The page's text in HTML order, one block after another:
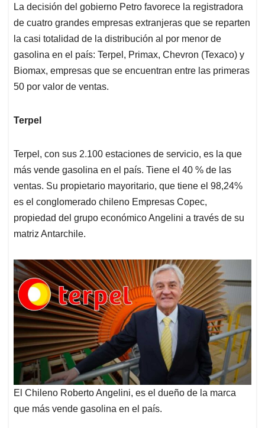
La decisión del gobierno Petro favorece la registradora
de cuatro grandes empresas extranjeras que se reparten
la casi totalidad de la distribución al por menor de
gasolina en el país: Terpel, Primax, Chevron (Texaco) y
Biomax, empresas que se encuentran entre las primeras
50 por valor de ventas.
Terpel
Terpel, con sus 2.100 estaciones de servicio, es la que
más vende gasolina en el país. Tiene el 40 % de las
ventas. Su propietario mayoritario, que tiene el 98,24%
es el conglomerado chileno Empresas Copec,
propiedad del grupo económico Angelini a través de su
matriz Antarchile.
El Chileno Roberto Angelini, es el dueño de la marca
que más vende gasolina en el país.